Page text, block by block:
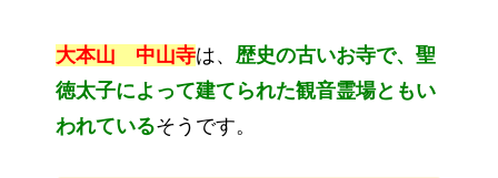
大本山 中山寺は、 歴史の古いお寺で、聖
徳太子によって建てられた観音霊場ともい
われているそうです。